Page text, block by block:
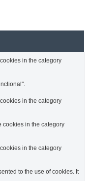
in the category
in the category
cookies in the category
in the category
to the use of cookies. It